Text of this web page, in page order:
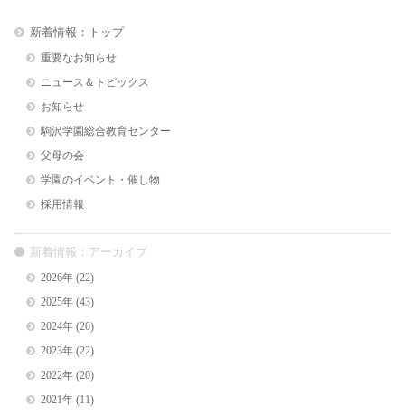
新着情報：トップ
重要なお知らせ
ニュース＆トピックス
お知らせ
駒沢学園総合教育センター
父母の会
学園のイベント・催し物
採用情報
新着情報：アーカイブ
2026年(22)
2025年(43)
2024年(20)
2023年(22)
2022年(20)
2021年(11)